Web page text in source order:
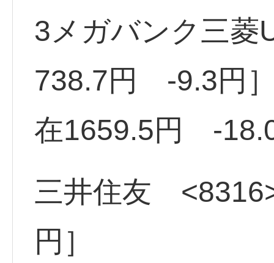
3メガバンク三
738.7円 -9.3円
在1659.5円 -
三井住友
円］